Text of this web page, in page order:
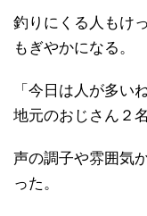
釣りにくる人もけ
もぎやかになる。
「今日は人が多い
地元のおじさん２
声の調子や雰囲気
った。